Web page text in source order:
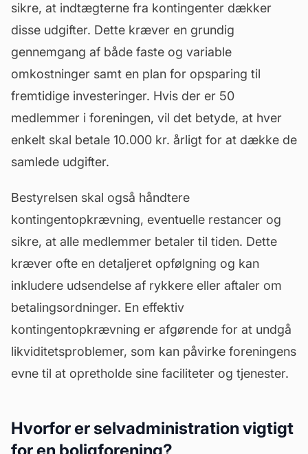
sikre, at indtægterne fra kontingenter dækker
disse udgifter. Dette kræver en grundig
gennemgang af både faste og variable
omkostninger samt en plan for opsparing til
fremtidige investeringer. Hvis der er 50
medlemmer i foreningen, vil det betyde, at hver
enkelt skal betale 10.000 kr. årligt for at dække de
samlede udgifter.
Bestyrelsen skal også håndtere
kontingentopkrævning, eventuelle restancer og
sikre, at alle medlemmer betaler til tiden. Dette
kræver ofte en detaljeret opfølgning og kan
inkludere udsendelse af rykkere eller aftaler om
betalingsordninger. En effektiv
kontingentopkrævning er afgørende for at undgå
likviditetsproblemer, som kan påvirke foreningens
evne til at opretholde sine faciliteter og tjenester.
Hvorfor er selvadministration vigtigt